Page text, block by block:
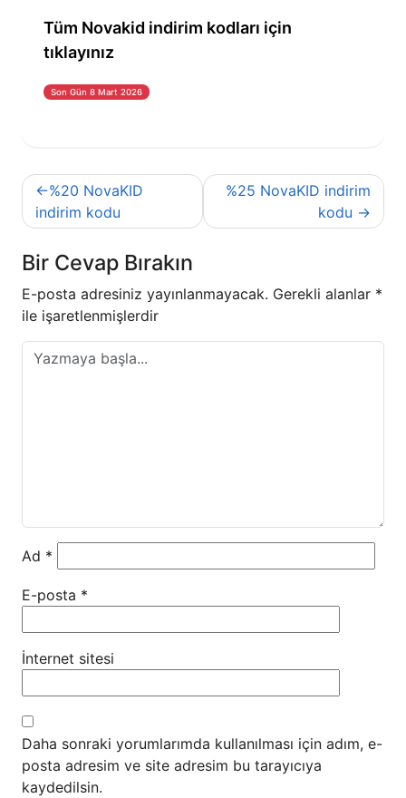
Tüm Novakid indirim kodları için
tıklayınız
Son Gün 8 Mart 2026
Yazı
gezinmesi
%20 NovaKID
indirim kodu
%25 NovaKID indirim
kodu
Bir Cevap Bırakın
E-posta adresiniz yayınlanmayacak. Gerekli alanlar *
ile işaretlenmişlerdir
Ad *
E-posta *
İnternet sitesi
Daha sonraki yorumlarımda kullanılması için adım, e-
posta adresim ve site adresim bu tarayıcıya
kaydedilsin.